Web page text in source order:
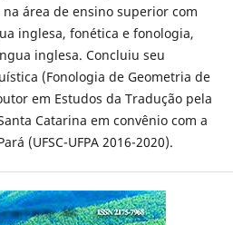
na área de ensino superior com
inglesa, fonética e fonologia,
inglesa. Concluiu seu
(Fonologia de Geometria de
em Estudos da Tradução pela
Catarina em convênio com a
(UFSC-UFPA 2016-2020).